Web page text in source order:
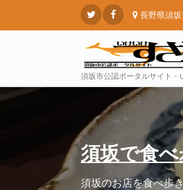
長野県須坂
須坂市公認ポータルサイト・
須坂で食べ
須坂のお店を食べ歩